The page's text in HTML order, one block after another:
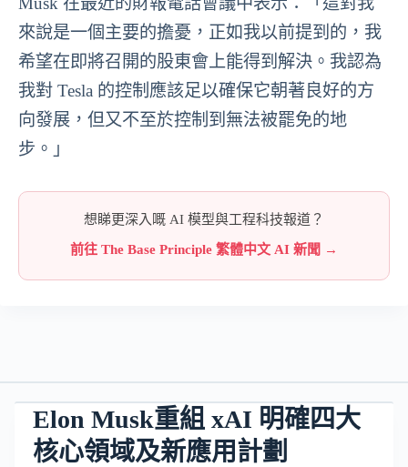
來說是一個主要的擔憂，正如我以前提到的，我
希望在即將召開的股東會上能得到解決。我認為
我對 Tesla 的控制應該足以確保它朝著良好的方
向發展，但又不至於控制到無法被罷免的地
步。」
想睇更深入嘅 AI 模型與工程科技報道？
前往 The Base Principle 繁體中文 AI 新聞 →
Elon Musk重組 xAI 明確四大
核心領域及新應用計劃